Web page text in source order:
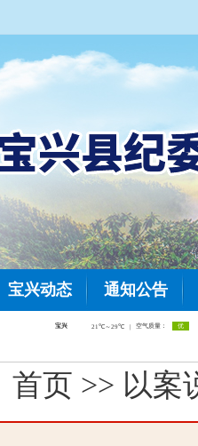
宝兴动态 通知公告
首页 >> 以案